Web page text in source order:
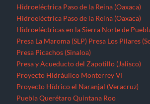
Hidroeléctrica Paso de la Reina (Oaxaca)
Hidroeléctrica Paso de la Reina (Oaxaca)
Hidroeléctricas en la Sierra Norte de
Presa La Maroma (SLP) Presa Los Pilares
Presa Picachos (Sinaloa)
Presa y Acueducto del Zapotillo (Jalisco)
Proyecto Hidráulico Monterrey VI
Proyecto Hídrico el Naranjal (Veracruz)
Puebla Querétaro Quintana Roo